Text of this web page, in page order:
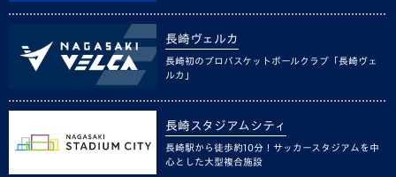
長崎ヴェルカ
長崎初のプロバスケットボールクラブ「長崎ヴェ
ルカ」
長崎スタジアムシティ
長崎駅から徒歩約10分！サッカースタジアムを中
心とした大型複合施設